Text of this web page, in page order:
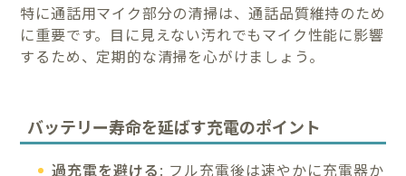
特に通話用マイク部分の清掃は、通話品質維持のため
に重要です。目に見えない汚れでもマイク性能に影響
するため、定期的な清掃を心がけましょう。
バッテリー寿命を延ばす充電のポイント
過充電を避ける: フル充電後は速やかに充電器か